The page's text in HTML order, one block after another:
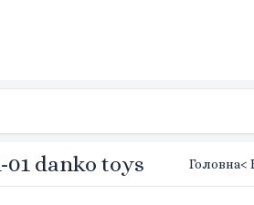
01 danko toys Головна<